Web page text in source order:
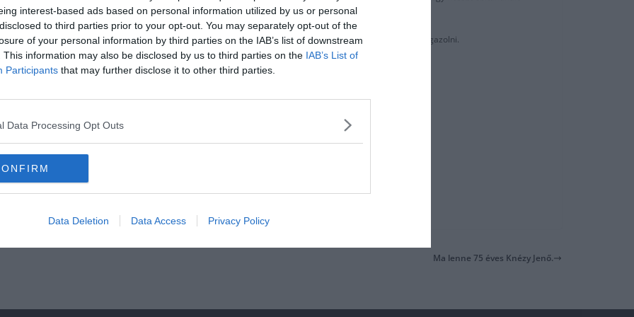
interest-based ads based on personal information utilized by us or personal
to third parties prior to your opt-out. You may separately opt-out of the
of your personal information by third parties on the IAB’s list of downstream
This information may also be disclosed by us to third parties on the IAB’s List of
Participants that may further disclose it to other third parties.
Data Processing Opt Outs
Data Deletion Data Access Privacy Policy
lenne eladniuk. Azonban mivel Angliában hamarabb zárul a piac, nem lesz lehetőségük helyettest igazolni.
legjobb a kluboknak.”-nyilatkozta Pochettino.
hogy hatalmas hiba volt. Remélem, hogy megoldjuk a problémát a következő szezonra.”-zárta Pochettino.
Ma lenne 75 éves Knézy Jenő.